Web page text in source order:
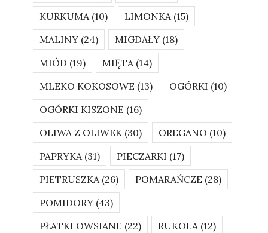
KURKUMA(10) LIMONKA(15)
MALINY (24) MIGDAŁY (18)
MIÓD (19) MIĘTA(14)
MLEKO KOKOSOWE (13) OGÓRKI (10)
OGÓRKI KISZONE (16)
OLIWA Z OLIWEK (30) OREGANO (10)
PAPRYKA(31) PIECZARKI (17)
PIETRUSZKA(26) POMARAŃCZE (28)
POMIDORY (43)
PŁATKI OWSIANE (22) RUKOLA(12)